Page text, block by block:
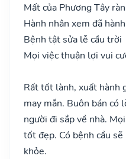
Mất của Phương Tây
Hành nhân xem đã
Bệnh tật sửa lễ cầu trời
Mọi việc thuận lợi vui
Rất tốt lành, xuất hành
may mắn. Buôn bán có
người đi sắp về nhà.
tốt đẹp. Có bệnh cầu
khỏe.